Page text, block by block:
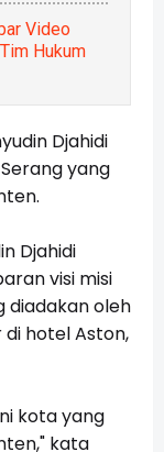
Video
Hukum
Djahidi
yang
Djahidi
visi misi
diadakan oleh
di hotel Aston,
kota yang
kata